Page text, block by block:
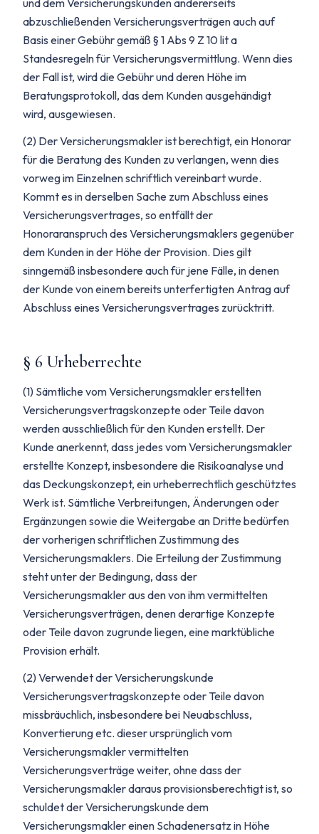
und dem Versicherungskunden andererseits
abzuschließenden Versicherungsverträgen auch auf
Basis einer Gebühr gemäß § 1 Abs 9 Z 10 lit a
Standesregeln für Versicherungsvermittlung. Wenn dies
der Fall ist, wird die Gebühr und deren Höhe im
Beratungsprotokoll, das dem Kunden ausgehändigt
wird, ausgewiesen.
(2) Der Versicherungsmakler ist berechtigt, ein Honorar
für die Beratung des Kunden zu verlangen, wenn dies
vorweg im Einzelnen schriftlich vereinbart wurde.
Kommt es in derselben Sache zum Abschluss eines
Versicherungsvertrages, so entfällt der
Honoraranspruch des Versicherungsmaklers gegenüber
dem Kunden in der Höhe der Provision. Dies gilt
sinngemäß insbesondere auch für jene Fälle, in denen
der Kunde von einem bereits unterfertigten Antrag auf
Abschluss eines Versicherungsvertrages zurücktritt.
§ 6 Urheberrechte
(1) Sämtliche vom Versicherungsmakler erstellten
Versicherungsvertragskonzepte oder Teile davon
werden ausschließlich für den Kunden erstellt. Der
Kunde anerkennt, dass jedes vom Versicherungsmakler
erstellte Konzept, insbesondere die Risikoanalyse und
das Deckungskonzept, ein urheberrechtlich geschütztes
Werk ist. Sämtliche Verbreitungen, Änderungen oder
Ergänzungen sowie die Weitergabe an Dritte bedürfen
der vorherigen schriftlichen Zustimmung des
Versicherungsmaklers. Die Erteilung der Zustimmung
steht unter der Bedingung, dass der
Versicherungsmakler aus den von ihm vermittelten
Versicherungsverträgen, denen derartige Konzepte
oder Teile davon zugrunde liegen, eine marktübliche
Provision erhält.
(2) Verwendet der Versicherungskunde
Versicherungsvertragskonzepte oder Teile davon
missbräuchlich, insbesondere bei Neuabschluss,
Konvertierung etc. dieser ursprünglich vom
Versicherungsmakler vermittelten
Versicherungsverträge weiter, ohne dass der
Versicherungsmakler daraus provisionsberechtigt ist, so
schuldet der Versicherungskunde dem
Versicherungsmakler einen Schadenersatz in Höhe